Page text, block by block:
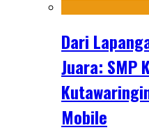
Dari
Juara: SMP
Mobile